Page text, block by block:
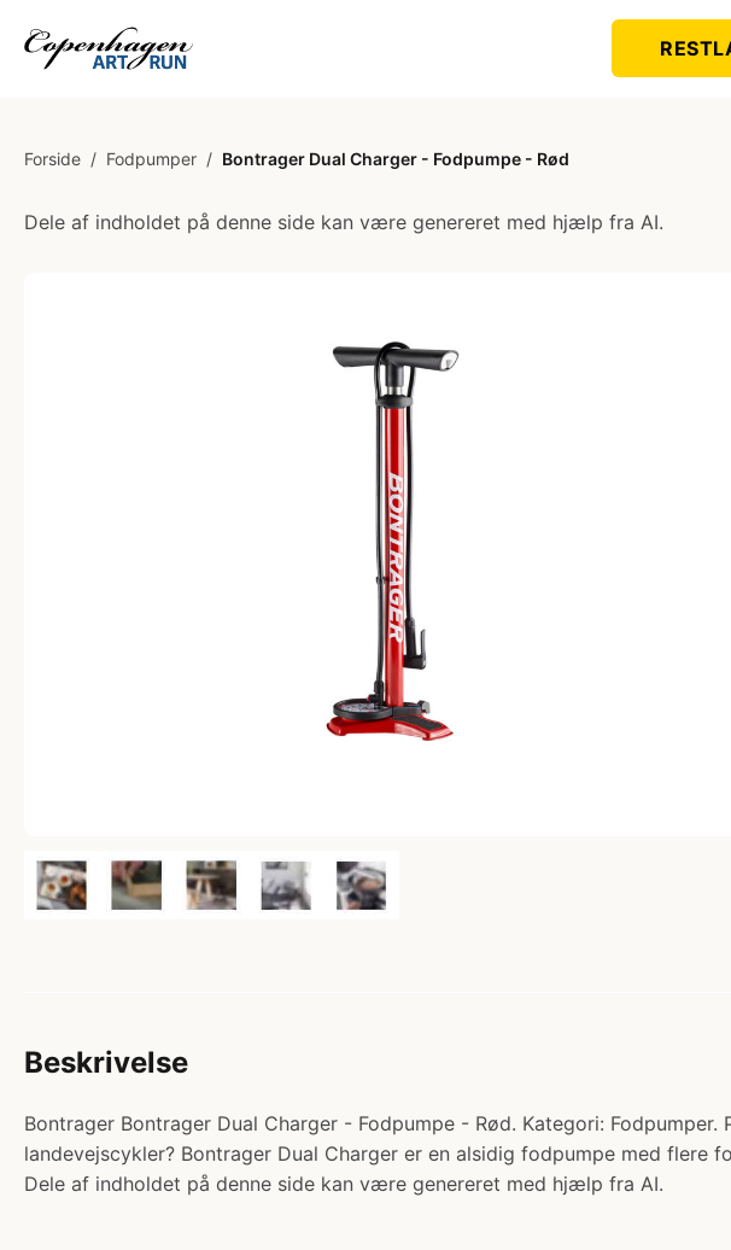
Forside / Fodpumper / Bontrager Dual Charger - Fodpumpe - Rød
Dele af indholdet på denne side kan være genereret med hjælp fra AI.
Beskrivelse
Bontrager Bontrager Dual Charger - Fodpumpe - Rød. Kategori:
landevejscykler? Bontrager Dual Charger er en alsidig fodpumpe med flere
Dele af indholdet på denne side kan være genereret med hjælp fra AI.